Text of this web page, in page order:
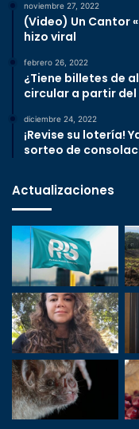
noviembre 27, 2022
(Video) Un Cantor
hizo viral
febrero 26, 2022
¿Tiene billetes de
circular a partir del
diciembre 24, 2022
¡Revise su lotería!
sorteo de
Actualizaciones